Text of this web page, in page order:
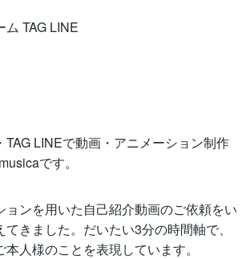
ム TAG LINE
TAG LINEで動画・アニメーション制作
です。
ョンを用いた自己紹介動画のご依頼をい
きました。だいたい3分の時間軸で、
人様のことを表現しています。